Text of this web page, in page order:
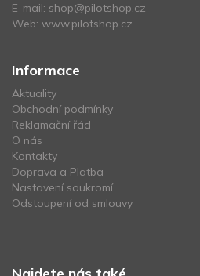
E-mail: shop@pilotshop.cz
Web: www.pilotshop.cz
Informace
Aktuality
Obchodní podmínky
Reklamační řád
O nás
Kontakty
Doprava a Platba
Nastavení soukromí
Odstoupení od smlouvy